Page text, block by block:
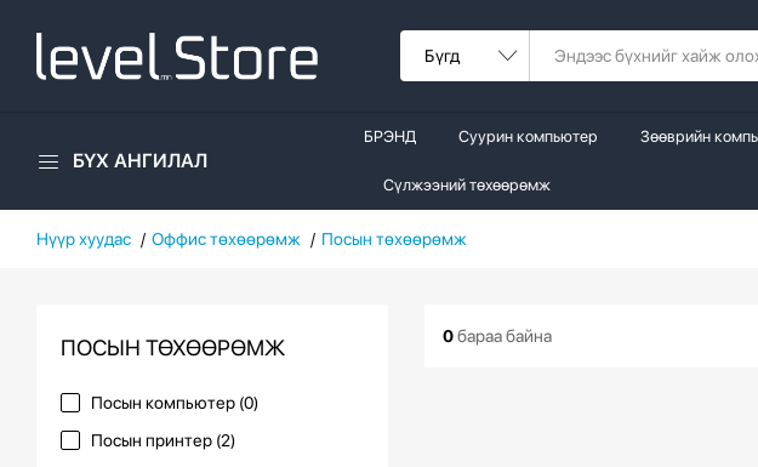
БҮХ АНГИЛАЛ
БРЭНД Суурин компьютер Зөөврийн
Сүлжээний төхөөрөмж
Нүүр хуудас Оффис төхөөрөмж Посын төхөөрөмж
ПОСЫН ТӨХӨӨРӨМЖ
Посын компьютер (0)
Посын принтер (2)
0бараа байна